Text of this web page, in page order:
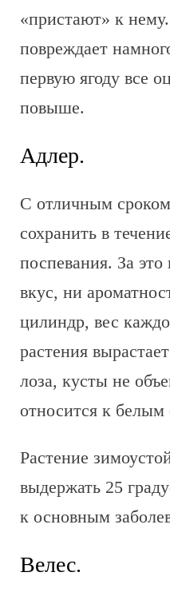
«пристают» к
повреждает
первую ягоду все
повыше.
Адлер.
С отличным
сохранить в
поспевания. За
вкус, ни
цилиндр, вес
растения
лоза, кусты не
относится к белым
Растение
выдержать 25
к основным
Велес.